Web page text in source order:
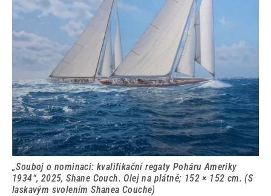
„Souboj o nominaci: kvalifikační regaty Poháru Ameriky
1934“, 2025, Shane Couch. Olej na plátně; 152 × 152 cm. (S
laskavým svolením Shanea Couche)